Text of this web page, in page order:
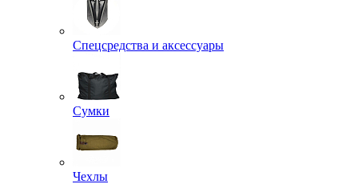
Спецсредства и аксессуары
Сумки
Чехлы